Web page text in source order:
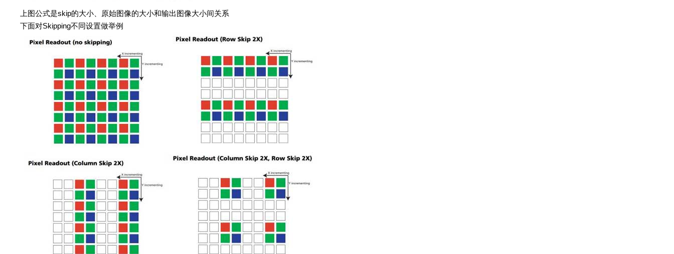
上图公式是skip的大小、原始图像的大小和输出图像大小间关系
下面对Skipping不同设置做举例